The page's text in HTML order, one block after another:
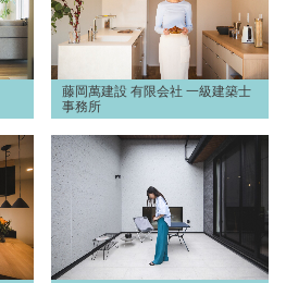
藤岡萬建設 有限会社 一級建築士
事務所